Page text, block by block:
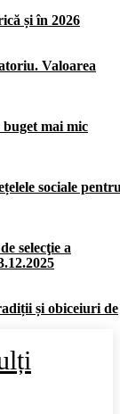
și în 2026
Valoarea
mai mic
sociale
selecţie a
și obiceiuri de